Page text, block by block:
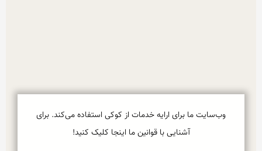
وب‌سایت ما برای ارایه خدمات از کوکی استفاده می‌کند. برای
آشنایی با قوانین ما اینجا کلیک کنید!